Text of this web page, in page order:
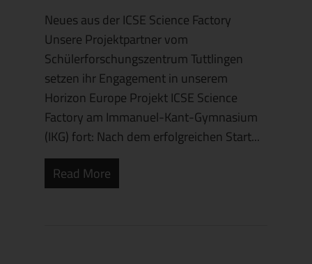
Neues aus der ICSE Science Factory
Unsere Projektpartner vom
Schülerforschungszentrum Tuttlingen
setzen ihr Engagement in unserem
Horizon Europe Projekt ICSE Science
Factory am Immanuel-Kant-Gymnasium
(IKG) fort: Nach dem erfolgreichen Start...
Read More